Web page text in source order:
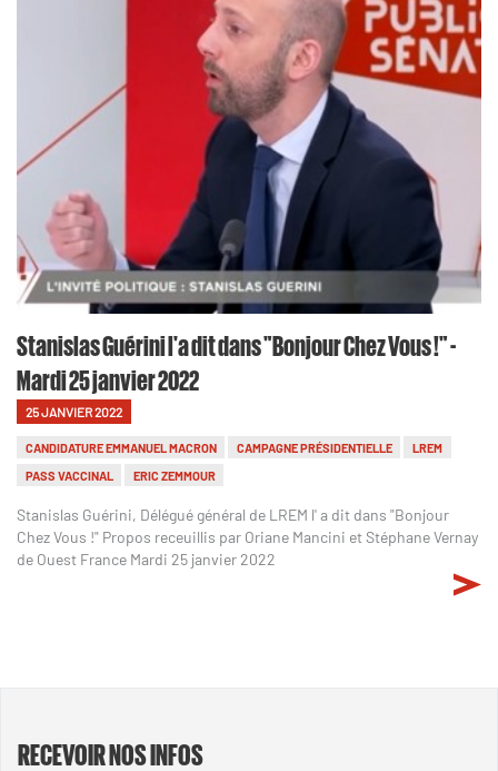
Stanislas Guérini l'a dit dans "Bonjour Chez Vous !" -
Mardi 25 janvier 2022
25 JANVIER 2022
CANDIDATURE EMMANUEL MACRON CAMPAGNE PRÉSIDENTIELLE
LREM
PASS VACCINAL
ERIC ZEMMOUR
Stanislas Guérini, Délégué général de LREM l' a dit dans "Bonjour
Chez Vous !" Propos receuillis par Oriane Mancini et Stéphane Vernay
de Ouest France Mardi 25 janvier 2022
RECEVOIR NOS INFOS